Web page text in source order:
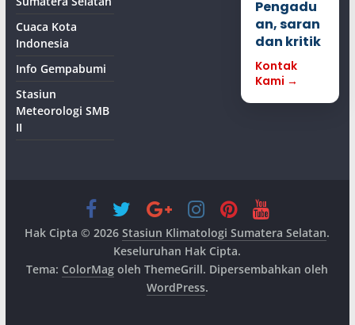
Cuaca Kota
Indonesia
Info Gempabumi
Stasiun
Meteorologi SMB
II
Pengadu
an, saran
dan kritik
Kontak
Kami →
Hak Cipta © 2026Stasiun Klimatologi Sumatera Selatan.
Keseluruhan Hak Cipta.
Tema: ColorMag oleh ThemeGrill. Dipersembahkan oleh
WordPress.